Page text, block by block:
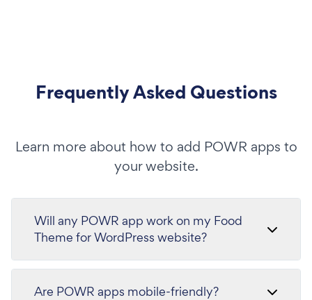
Frequently Asked Questions
Learn more about how to add POWR apps to
your website.
Will any POWR app work on my Food
Theme for WordPress website?
Are POWR apps mobile-friendly?